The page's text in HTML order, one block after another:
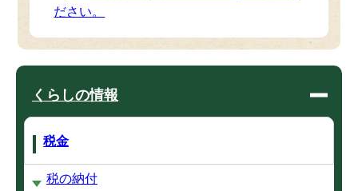
ださい。
くらしの情報
税金
税の納付